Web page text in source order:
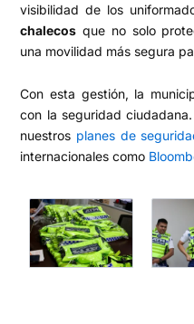
visibilidad de los
chalecos que no solo
una movilidad más segura
Con esta gestión, la
con la seguridad
nuestros planes de
internacionales como